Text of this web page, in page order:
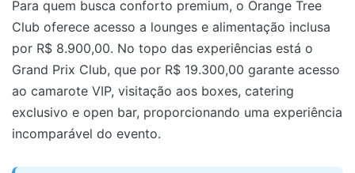
Para quem busca conforto premium, o Orange Tree
Club oferece acesso a lounges e alimentação inclusa
por R$ 8.900,00. No topo das experiências está o
Grand Prix Club, que por R$ 19.300,00 garante acesso
ao camarote VIP, visitação aos boxes, catering
exclusivo e open bar, proporcionando uma experiência
incomparável do evento.